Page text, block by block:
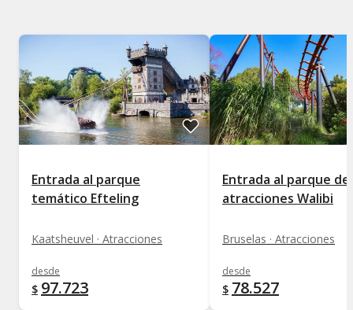
Entrada al parque
temático Efteling
Kaatsheuvel · Atracciones
desde
$ 97.723
Entrada al parque de
atracciones Walibi
Bruselas · Atracciones
desde
$ 78.527